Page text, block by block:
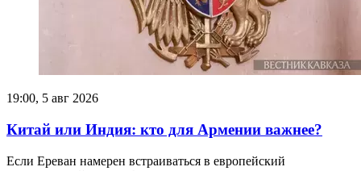
19:00, 5 авг 2026
Китай или Индия: кто для Армении важнее?
Если Ереван намерен встраиваться в европейский